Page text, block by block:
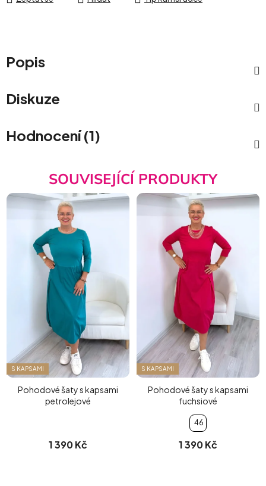
Popis
Diskuze
Hodnocení (1)
SOUVISEJÍCÍ PRODUKTY
S KAPSAMI
Pohodové šaty s kapsami
petrolejové
1 390 Kč
S KAPSAMI
Pohodové šaty s kapsami
fuchsiové
46
1 390 Kč